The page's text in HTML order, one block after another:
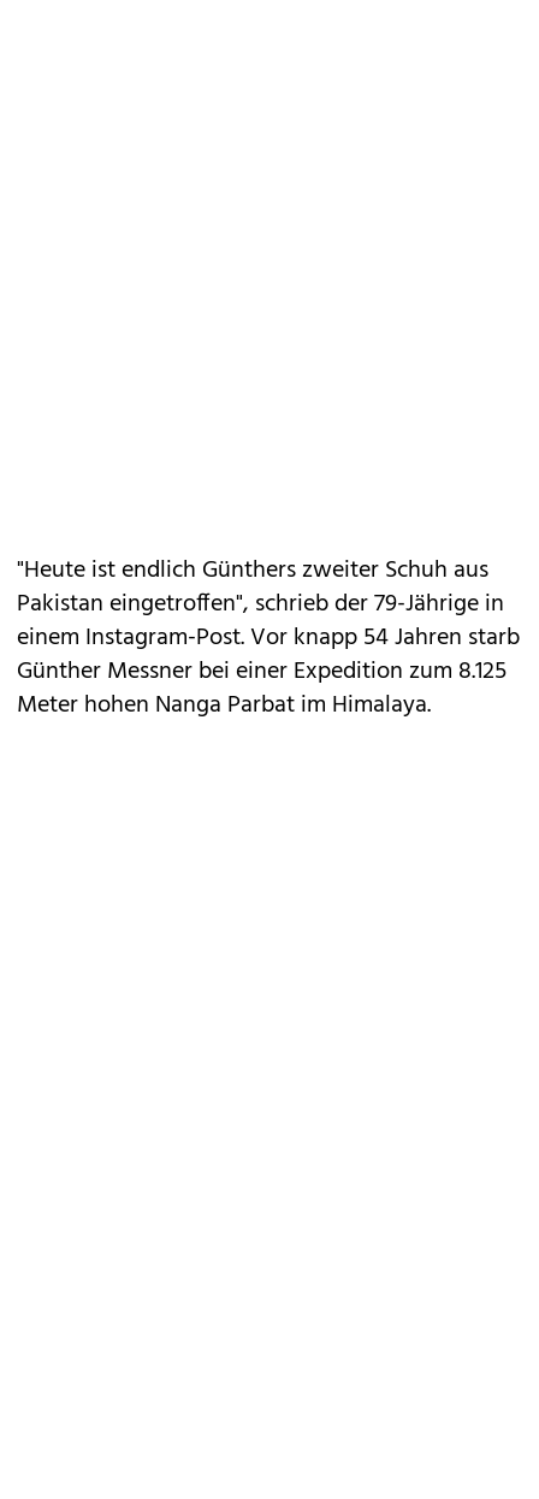
"Heute ist endlich Günthers zweiter Schuh aus
Pakistan eingetroffen", schrieb der 79-Jährige in
einem Instagram-Post. Vor knapp 54 Jahren starb
Günther Messner bei einer Expedition zum 8.125
Meter hohen Nanga Parbat im Himalaya.